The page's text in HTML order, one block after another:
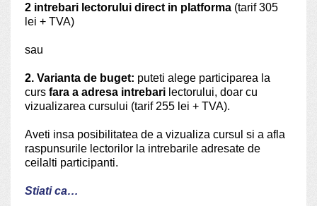
2 intrebari lectorului direct in platforma (tarif 305
lei + TVA)
sau
2. Varianta de buget: puteti alege participarea la
curs fara a adresa intrebari lectorului, doar cu
vizualizarea cursului (tarif 255 lei + TVA).
Aveti insa posibilitatea de a vizualiza cursul si a afla
raspunsurile lectorilor la intrebarile adresate de
ceilalti participanti.
Stiati ca…